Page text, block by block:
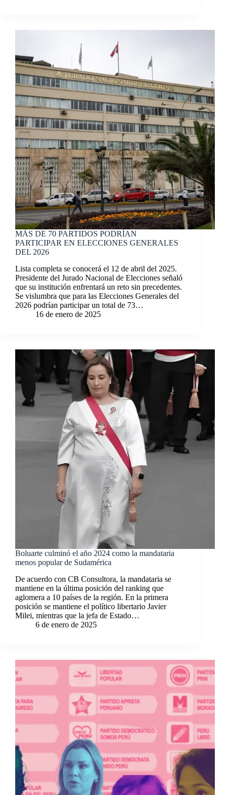
MÁS DE 70 PARTIDOS PODRÍAN
PARTICIPAR EN ELECCIONES GENERALES
DEL 2026
Lista completa se conocerá el 12 de abril del 2025.
Presidente del Jurado Nacional de Elecciones señaló
que su institución enfrentará un reto sin precedentes.
Se vislumbra que para las Elecciones Generales del
2026 podrían participar un total de 73…
16 de enero de 2025
Boluarte culminó el año 2024 como la mandataria
menos popular de Sudamérica
De acuerdo con CB Consultora, la mandataria se
mantiene en la última posición del ranking que
aglomera a 10 países de la región. En la primera
posición se mantiene el político libertario Javier
Milei, mientras que la jefa de Estado…
6 de enero de 2025